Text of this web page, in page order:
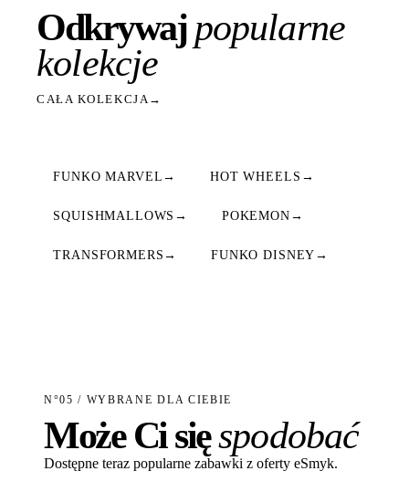
Odkrywajpopularne
kolekcje
CAŁA KOLEKCJA→
FUNKO MARVEL → HOT WHEELS →
SQUISHMALLOWS → POKEMON →
TRANSFORMERS → FUNKO DISNEY →
N°05 / WYBRANE DLA CIEBIE
Może Ci sięspodobać
Dostępne teraz popularne zabawki z oferty eSmyk.